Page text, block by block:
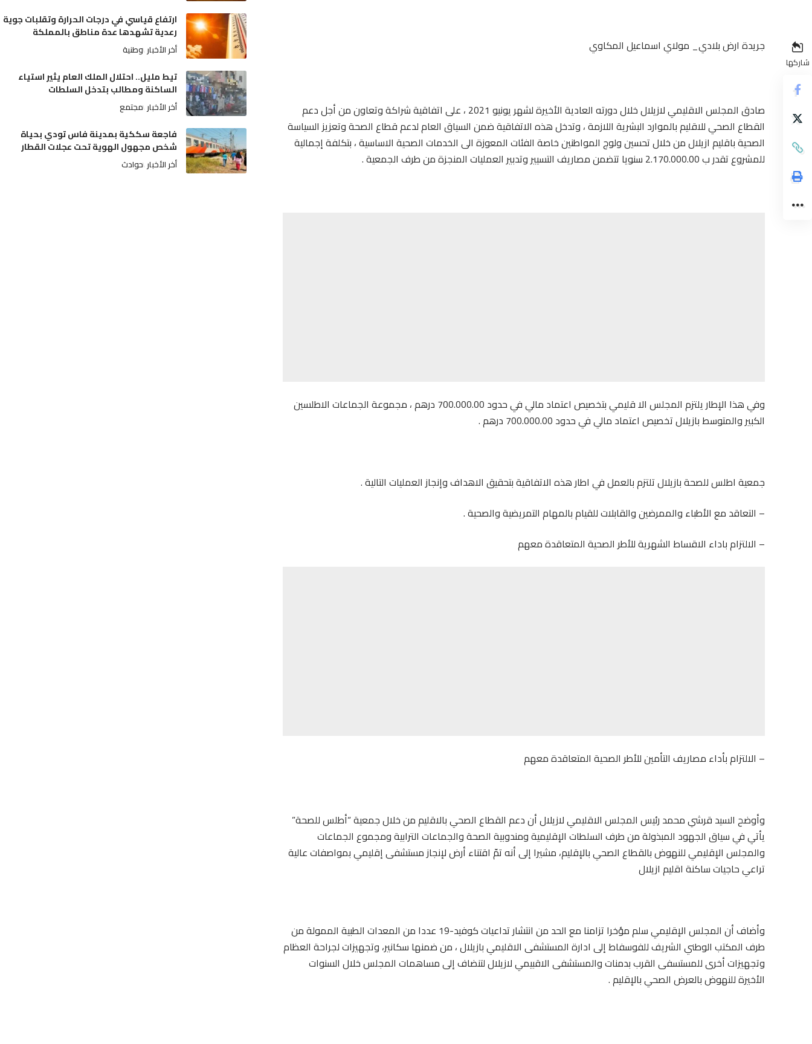
شاركها
جريدة ارض بلادي_ مولاي اسماعيل المكاوي
صادق المجلس الاقليمي لازيلال خلال دورته العادية الأخيرة لشهر يونيو 2021 ، على اتفاقية شراكة وتعاون من أجل دعم
القطاع الصحي للاقليم بالموارد البشرية اللازمة ، وتدخل هذه الاتفاقية ضمن السياق العام لدعم قطاع الصحة وتعزيز السياسة
الصحية باقليم ازيلال من خلال تحسين ولوج المواطنين خاصة الفئات المعوزة الى الخدمات الصحية الاساسية ، بتكلفة إجمالية
للمشروع تقدر ب 2.170.000.00 سنويا تتضمن مصاريف التسيير وتدبير العمليات المنجزة من طرف الجمعية .
وفي هذا الإطار يلتزم المجلس الا قليمي بتخصيص اعتماد مالي في حدود 700.000.00 درهم ، مجموعة الجماعات الاطلسين
الكبير والمتوسط بازيلال تخصيص اعتماد مالي في حدود 700.000.00 درهم .
جمعية اطلس للصحة بازيلال تلتزم بالعمل في اطار هذه الاتفاقية بتحقيق الاهداف وإنجاز العمليات التالية .
– التعاقد مع الأطباء والممرضين والقابلات للقيام بالمهام التمريضية والصحية .
– الالتزام باداء الاقساط الشهرية للأطر الصحية المتعاقدة معهم
– الالتزام بأداء مصاريف التأمين للأطر الصحية المتعاقدة معهم
وأوضح السيد قرشي محمد رئيس المجلس الاقليمي لازيلال أن دعم القطاع الصحي بالاقليم من خلال جمعية “أطلس للصحة”
يأتي في سياق الجهود المبذولة من طرف السلطات الإقليمية ومندوبية الصحة والجماعات الترابية ومجموع الجماعات
والمجلس الإقليمي للنهوض بالقطاع الصحي بالإقليم، مشيرا إلى أنه تمّ اقتناء أرض لإنجاز مستشفى إقليمي بمواصفات عالية
تراعي حاجيات ساكنة اقليم ازيلال
وأضاف أن المجلس الإقليمي سلم مؤخرا تزامنا مع الحد من انتشار تداعيات كوفيد-19 عددا من المعدات الطبية الممولة من
طرف المكتب الوطني الشريف للفوسفاط إلى ادارة المستشفى الاقليمي بازيلال ، من ضمنها سكانير، وتجهيزات لجراحة العظام
وتجهيزات أخرى للمستسفى القرب بدمنات والمستشفى الاقبيمي لازيلال لتنضاف إلى مساهمات المجلس خلال السنوات
الأخيرة للنهوض بالعرض الصحي بالإقليم .
ارتفاع قياسي في درجات الحرارة وتقلبات جوية
رعدية تشهدها عدة مناطق بالمملكة
أخر الأخبار وطنية
تيط مليل.. احتلال الملك العام يثير استياء
الساكنة ومطالب بتدخل السلطات
أخر الأخبار مجتمع
فاجعة سككية بمدينة فاس تودي بحياة
شخص مجهول الهوية تحت عجلات القطار
أخر الأخبار حوادث